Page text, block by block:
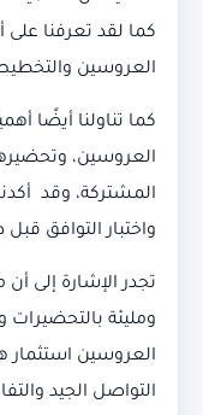
كما لقد تعرفنا على
العروسين
كما تناولنا أيضًا
العروسين،
المشتركة، وقد
واختبار التوافق قبل
تجدر الإشارة إلى
ومليئة
العروسين استثمار
التواصل الجيد